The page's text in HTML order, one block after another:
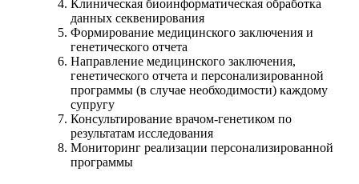
Клиническая биоинформатическая обработка
данных секвенирования
Формирование медицинского заключения и
генетического отчета
Направление медицинского заключения,
генетического отчета и персонализированной
программы (в случае необходимости) каждому
супругу
Консультирование врачом-генетиком по
результатам исследования
Мониторинг реализации персонализированной
программы